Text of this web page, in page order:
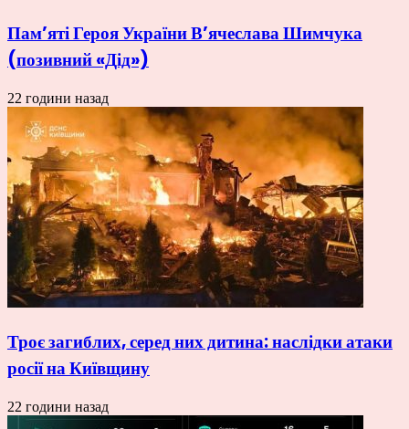
Пам’яті Героя України В’ячеслава Шимчука
(позивний «Дід»)
22 години назад
Троє загиблих, серед них дитина: наслідки атаки
росії на Київщину
22 години назад